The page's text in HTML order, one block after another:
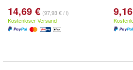
14,69 € (97,93 € / l)
Kostenloser Versand